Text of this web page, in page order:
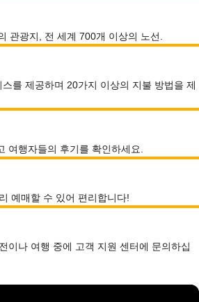
관광지, 전 세계 700개 이상의 노선.
를 제공하며 20가지 이상의 지불 방법을 제
여행자들의 후기를 확인하세요.
예매할 수 있어 편리합니다!
이나 여행 중에 고객 지원 센터에 문의하십